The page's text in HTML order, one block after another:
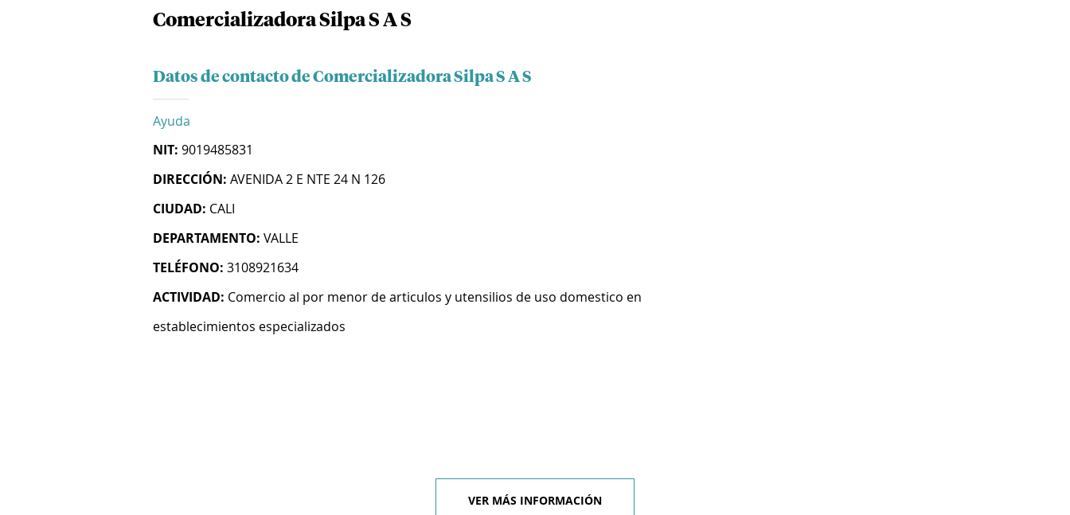
Comercializadora Silpa S A S
Datos de contacto de Comercializadora Silpa S A S
Ayuda
NIT: 9019485831
DIRECCIÓN: AVENIDA 2 E NTE 24 N 126
CIUDAD: CALI
DEPARTAMENTO: VALLE
TELÉFONO: 3108921634
ACTIVIDAD: Comercio al por menor de articulos y utensilios de uso domestico en
establecimientos especializados
VER MÁS INFORMACIÓN